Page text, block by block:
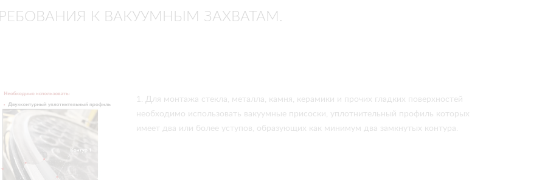
К ВАКУУМНЫМ ЗАХВАТАМ.
1. Для монтажа стекла, металла, камня, керамики и прочих гладких поверхностей
необходимо использовать вакуумные присоски, уплотнительный профиль которых
имеет два или более уступов, образующих как минимум два замкнутых контура.